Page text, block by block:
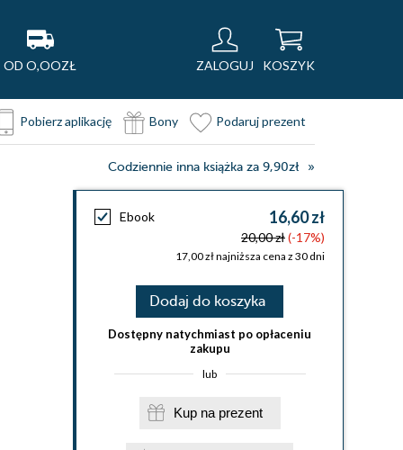
OD O,OOZŁ ZALOGUJ KOSZYK
Pobierz aplikację Bony Podaruj prezent
Codziennie inna książka za 9,90zł
Ebook 16,60 zł
20,00 zł(-17%)
17,00 zł najniższa cena z 30 dni
Dodaj do koszyka
Dostępny natychmiast po opłaceniu
zakupu
lub
Kup na prezent